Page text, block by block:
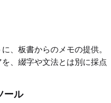
、板書からのメモの提供。
、綴字や文法とは別に採点
ール